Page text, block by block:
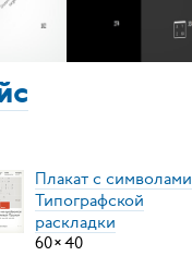
Плакат с символами
Типографской
раскладки
60×40